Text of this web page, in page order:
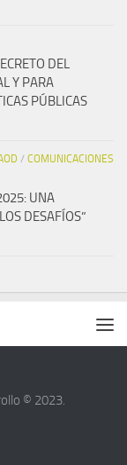
DEL
Y PARA
PÚBLICAS
/ COMUNICACIONES
UNA
DESAFÍOS”
© 2023.